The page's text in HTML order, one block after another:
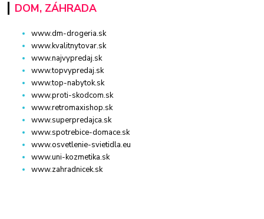
DOM, ZÁHRADA
www.dm-drogeria.sk
www.kvalitnytovar.sk
www.najvypredaj.sk
www.topvypredaj.sk
www.top-nabytok.sk
www.proti-skodcom.sk
www.retromaxishop.sk
www.superpredajca.sk
www.spotrebice-domace.sk
www.osvetlenie-svietidla.eu
www.uni-kozmetika.sk
www.zahradnicek.sk